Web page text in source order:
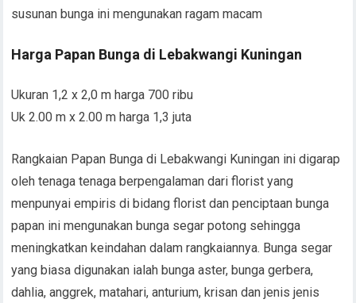
susunan bunga ini mengunakan ragam macam
Harga Papan Bunga di Lebakwangi Kuningan
Ukuran 1,2 x 2,0 m harga 700 ribu
Uk 2.00 m x 2.00 m harga 1,3 juta
Rangkaian Papan Bunga di Lebakwangi Kuningan ini digarap
oleh tenaga tenaga berpengalaman dari florist yang
menpunyai empiris di bidang florist dan penciptaan bunga
papan ini mengunakan bunga segar potong sehingga
meningkatkan keindahan dalam rangkaiannya. Bunga segar
yang biasa digunakan ialah bunga aster, bunga gerbera,
dahlia, anggrek, matahari, anturium, krisan dan jenis jenis